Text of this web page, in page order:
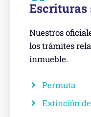
Escrituras
Nuestros
los trámites
inmueble.
Permuta
Extinción